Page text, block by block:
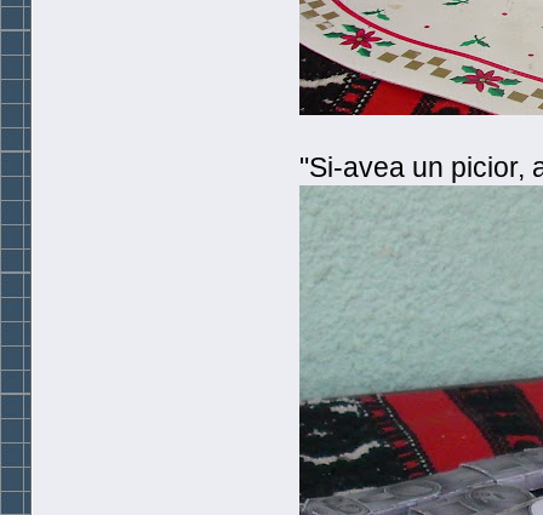
"Si-avea un picior,